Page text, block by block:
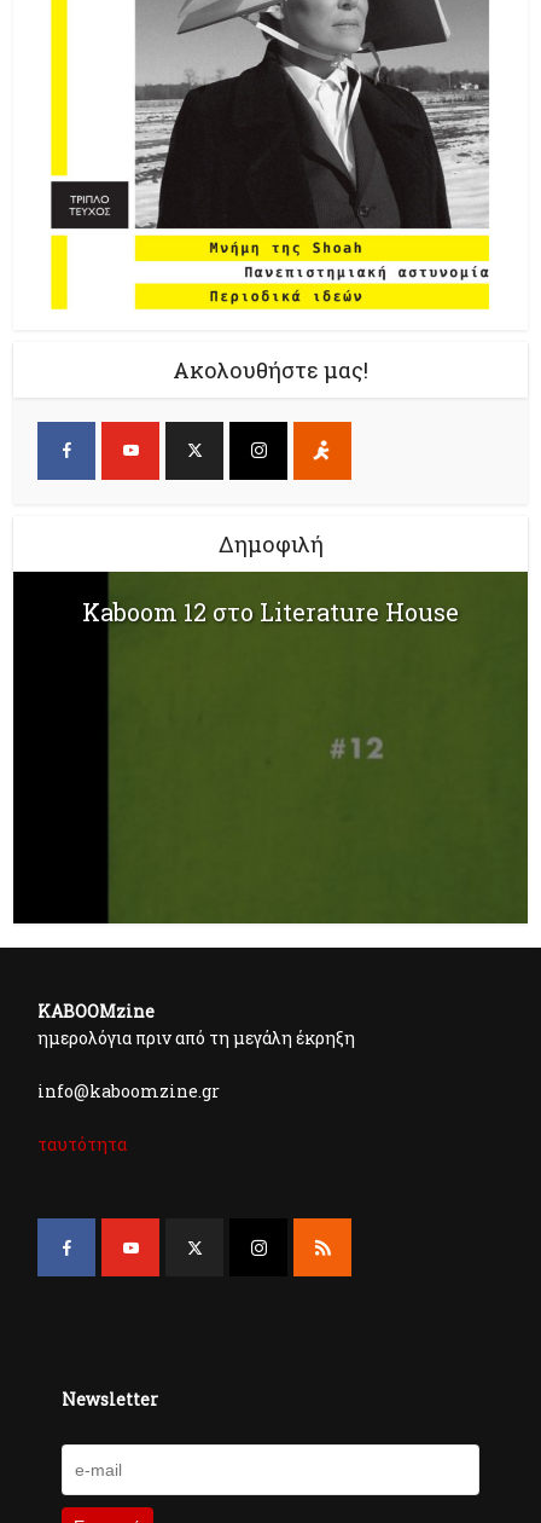
Ακολουθήστε μας!
Δημοφιλή
Kaboom 12 στο Literature House
KABOOMzine
ημερολόγια πριν από τη μεγάλη έκρηξη
info@kaboomzine.gr
ταυτότητα
Newsletter